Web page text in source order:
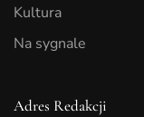
Kultura
Na sygnale
Adres Redakcji